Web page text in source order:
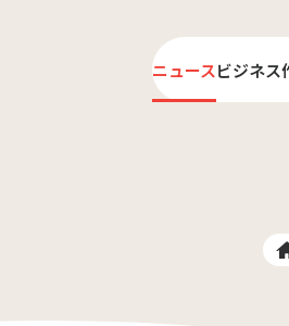
ニュースビジネス